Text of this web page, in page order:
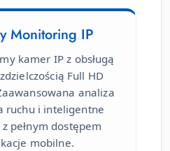
Monitoring IP
kamer IP z obsługą
Full HD
analiza
ruchu i inteligentne
pełnym dostępem
mobilne.